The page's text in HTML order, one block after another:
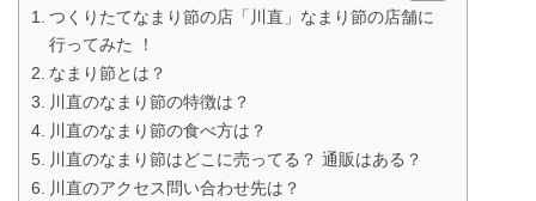
つくりたてなまり節の店「川直」なまり節の店舗に
行ってみた ！
なまり節とは？
川直のなまり節の特徴は？
川直のなまり節の食べ方は？
川直のなまり節はどこに売ってる？ 通販はある？
川直のアクセス問い合わせ先は？